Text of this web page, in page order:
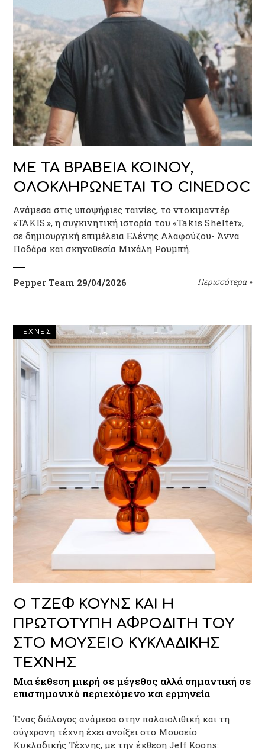
ΜΕ ΤΑ ΒΡΑΒΕΙΑ ΚΟΙΝΟΥ,
ΟΛΟΚΛΗΡΩΝΕΤΑΙ ΤΟ CINEDOC
Ανάμεσα στις υποψήφιες ταινίες, τo ντοκιμαντέρ
«TAKIS.», η συγκινητική ιστορία του «Takis Shelter»,
σε δημιουργική επιμέλεια Ελένης Αλαφούζου- Άννα
Ποδάρα και σκηνοθεσία Μιχάλη Ρουμπή.
Pepper Team 29/04/2026 Περισσότερα »
ΤΕΧΝΕΣ
Ο ΤΖΕΦ ΚΟΥΝΣ ΚΑΙ Η
ΠΡΩΤΟΤΥΠΗ ΑΦΡΟΔΙΤΗ ΤΟΥ
ΣΤΟ ΜΟΥΣΕΙΟ ΚΥΚΛΑΔΙΚΗΣ
ΤΕΧΝΗΣ
Mια έκθεση μικρή σε μέγεθος αλλά σημαντική σε
επιστημονικό περιεχόμενο και ερμηνεία
Ένας διάλογος ανάμεσα στην παλαιολιθική και τη
σύγχρονη τέχνη έχει ανοίξει στο Μουσείο
Κυκλαδικής Τέχνης, με την έκθεση Jeff Koons: